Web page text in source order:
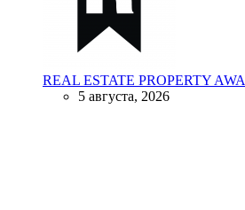
REAL ESTATE PROPERTY
5 августа, 2026